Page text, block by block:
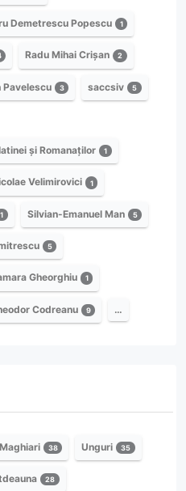
Demetrescu Popescu 1
Radu Mihai Crișan 2
Pavelescu 3 saccsiv 5
și Romanaților 1
Velimirovici 1
1 Silvian-Emanuel Man 5
5
Gheorghiu 1
Codreanu 9 …
Maghiari 38 Unguri 35
28